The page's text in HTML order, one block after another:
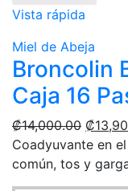
Vista rápida
Miel de Abeja
Broncolin
Caja 16
₡14,000.00 ₡
Coadyuvante en
común, tos y